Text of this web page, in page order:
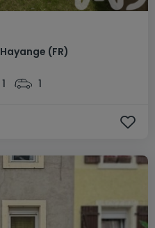
Hayange (FR)
1 1